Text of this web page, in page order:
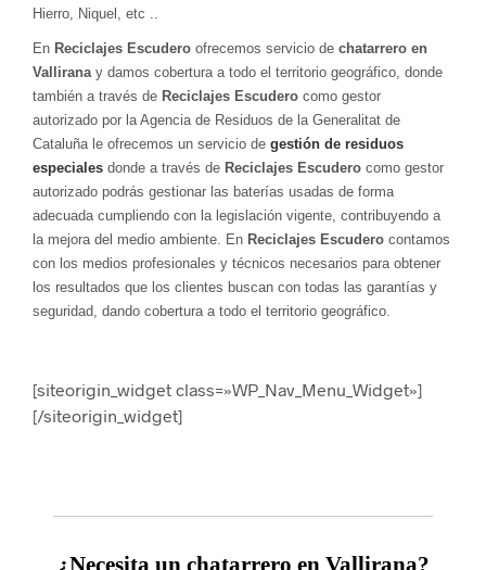
Hierro, Niquel, etc ..
En Reciclajes Escudero ofrecemos servicio de chatarrero en
Valliranay damos cobertura a todo el territorio geográfico, donde
también a través de Reciclajes Escudero como gestor
autorizado por la Agencia de Residuos de la Generalitat de
Cataluña le ofrecemos un servicio de gestión de residuos
especiales donde a través de Reciclajes Escudero como gestor
autorizado podrás gestionar las baterías usadas de forma
adecuada cumpliendo con la legislación vigente, contribuyendo a
la mejora del medio ambiente. En Reciclajes Escudero contamos
con los medios profesionales y técnicos necesarios para obtener
los resultados que los clientes buscan con todas las garantías y
seguridad, dando cobertura a todo el territorio geográfico.
[siteorigin_widget class=»WP_Nav_Menu_Widget»]
[/siteorigin_widget]
¿Necesita unchatarrero en Vallirana?